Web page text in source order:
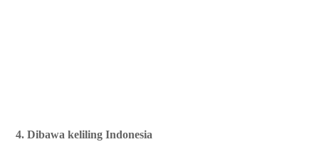
4. Dibawa keliling Indonesia